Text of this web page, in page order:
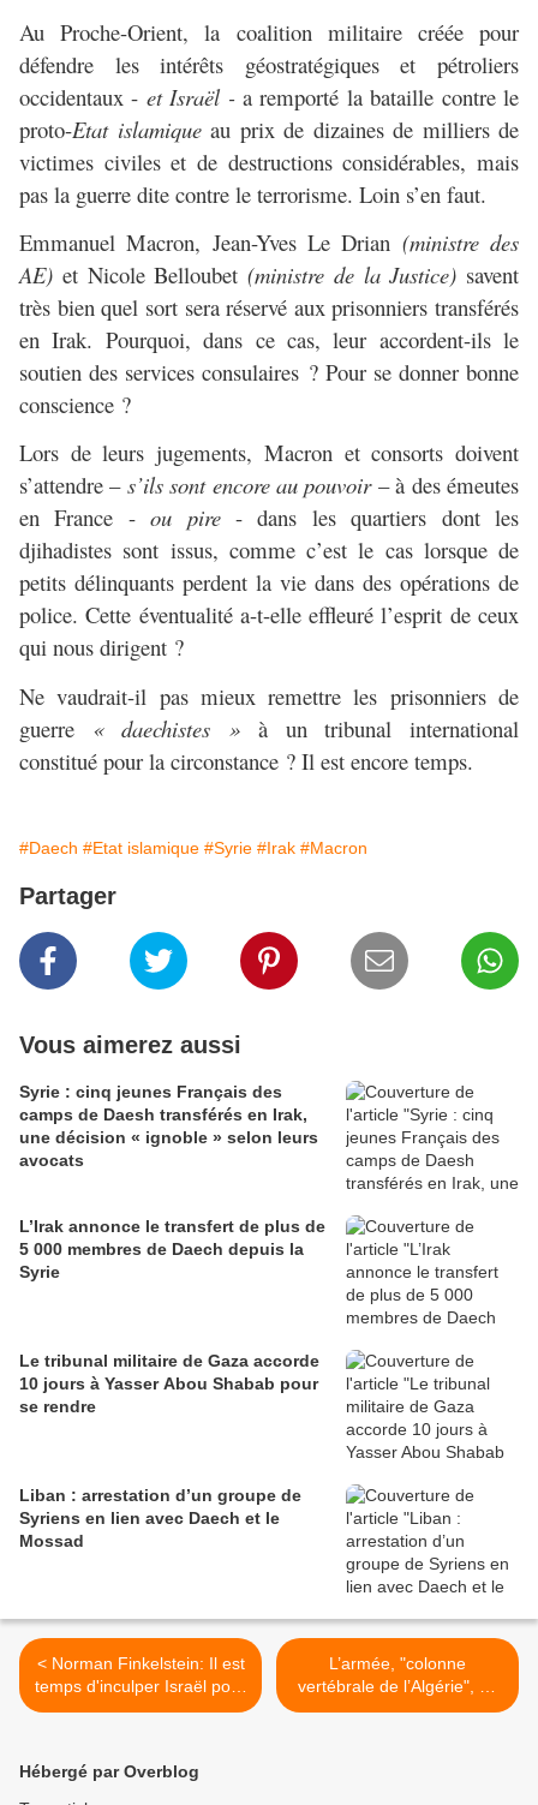
Au Proche-Orient, la coalition militaire créée pour
défendre les intérêts géostratégiques et pétroliers
occidentaux - et Israël -a remporté la bataille contre le
proto-Etat islamiqueau prix de dizaines de milliers de
victimes civiles et de destructions considérables, mais
pas la guerre dite contre le terrorisme. Loin s’en faut.
Emmanuel Macron, Jean-Yves Le Drian (ministre des
AE) et Nicole Belloubet (ministre de la Justice) savent
très bien quel sort sera réservé aux prisonniers transférés
en Irak. Pourquoi, dans ce cas, leur accordent-ils le
soutien des services consulaires ? Pour se donner bonne
conscience ?
Lors de leurs jugements, Macron et consorts doivent
s’attendre – s’ils sont encore au pouvoir– à des émeutes
en France -ou pire- dans les quartiers dont les
djihadistes sont issus, comme c’est le cas lorsque de
petits délinquants perdent la vie dans des opérations de
police. Cette éventualité a-t-elle effleuré l’esprit de ceux
qui nous dirigent ?
Ne vaudrait-il pas mieux remettre les prisonniers de
guerre « daechistes » à un tribunal international
constitué pour la circonstance ? Il est encore temps.
#Daech #Etat islamique #Syrie #Irak #Macron
Partager
Vous aimerez aussi
Syrie : cinq jeunes Français des
camps de Daesh transférés en Irak,
une décision « ignoble » selon leurs
avocats
L’Irak annonce le transfert de plus de
5 000 membres de Daech depuis la
Syrie
Le tribunal militaire de Gaza accorde
10 jours à Yasser Abou Shabab pour
se rendre
Liban : arrestation d’un groupe de
Syriens en lien avec Daech et le
Mossad
< Norman Finkelstein: Il est
temps d'inculper Israël pour
ses crimes de guerre à
L’armée, "colonne
vertébrale de l’Algérie", dit
partager les mêmes valeurs
Hébergé par Overblog